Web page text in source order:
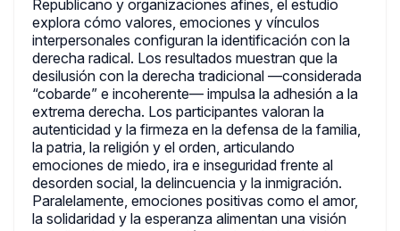
Republicano y organizaciones afines, el estudio
explora cómo valores, emociones y vínculos
interpersonales configuran la identificación con la
derecha radical. Los resultados muestran que la
desilusión con la derecha tradicional —considerada
“cobarde” e incoherente— impulsa la adhesión a la
extrema derecha. Los participantes valoran la
autenticidad y la firmeza en la defensa de la familia,
la patria, la religión y el orden, articulando
emociones de miedo, ira e inseguridad frente al
desorden social, la delincuencia y la inmigración.
Paralelamente, emociones positivas como el amor,
la solidaridad y la esperanza alimentan una visión